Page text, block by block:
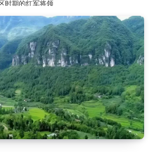
妇墓
宴
阳中学历史沿革（大事记182…
军副总指挥王树声在川陕苏区
于通江的民间小调——十二花
在乡（原新建乡）的故事——抗…
建乡（春在乡）地名故事
建乡（春在乡）的故事——师娘…
向玉轩